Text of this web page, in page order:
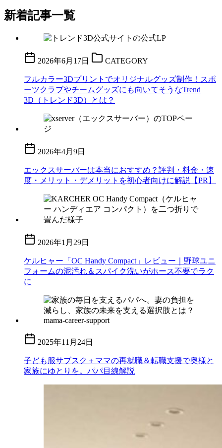
新着記事一覧
2026年6月17日 CATEGORY
フルカラー3Dプリントでオリジナルグッズ制作！スポ
ーツクラブやチームグッズにも向いてそうなTrend
3D（トレンド3D）とは？
2026年4月9日
エックスサーバーは本当におすすめ？評判・料金・速
度・メリット・デメリットを初心者向けに解説【PR】
2026年1月29日
ケルヒャー「OC Handy Compact」レビュー｜野球ユニ
フォームの泥汚れ＆スパイク洗いがホース不要でラク
に
2025年11月24日
子ども服サブスク＋ママの再就職＆転職支援で奥様と
家族にゆとりを。パパ目線解説